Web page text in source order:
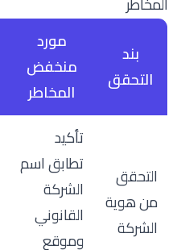
بند
التحقق
مورد
منخفض
المخاطر
التحقق
من هوية
الشركة
تأكيد
تطابق اسم
الشركة
القانوني
وموقع